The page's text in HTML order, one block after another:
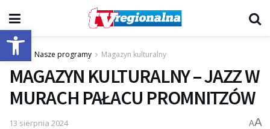
Otwórz pasek narzędzi
Start Nasze programy Magazyn kulturalny
MAGAZYN KULTURALNY – JAZZ W
MURACH PAŁACU PROMNITZÓW
13 sierpnia 2024 AA